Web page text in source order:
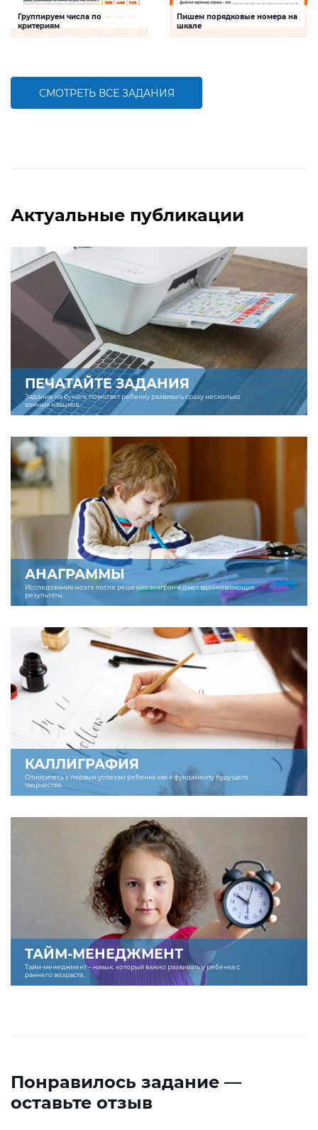
Группируем числа по
критериям
Пишем порядковые номера на
шкале
работать с числами первого десятка
СМОТРЕТЬ ВСЕ ЗАДАНИЯ
Актуальные публикации
ПЕЧАТАЙТЕ ЗАДАНИЯ
Задание на бумаге помогает ребенку развивать сразу несколько
важных навыков.
АНАГРАММЫ
Исследования мозга после решения анаграмм дают вдохновляющие
результаты.
КАЛЛИГРАФИЯ
Относитесь к первым успехам ребенка как к фундаменту будущего
творчества.
ТАЙМ-МЕНЕДЖМЕНТ
Тайм-менеджмент – навык, который важно развивать у ребенка с
раннего возраста.
Понравилось задание —
оставьте отзыв